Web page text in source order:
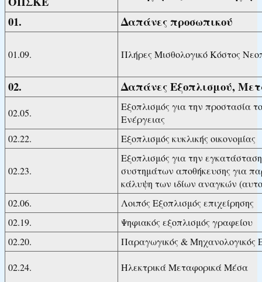
01.
Δαπάνες προσωπικού
01.09. Πλήρες Μισθολογικό Κόστος
02. Δαπάνες Εξοπλισμού,
02.05.
Εξοπλισμός για την προστασία
Ενέργειας
02.22.
Εξοπλισμός κυκλικής οικονομίας
02.23.
Εξοπλισμός για την
συστημάτων αποθήκευσης για
κάλυψη των ιδίων αναγκών
02.06.
Λοιπός Εξοπλισμός επιχείρησης
02.19.
Ψηφιακός εξοπλισμός γραφείου
02.20.
Παραγωγικός & Μηχανολογικός
02.24. Ηλεκτρικά Μεταφορικά Μέσα